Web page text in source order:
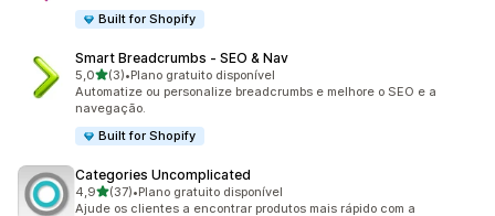
Built for Shopify
Smart Breadcrumbs ‑ SEO & Nav
5,0de 5 estrelas
(3)
3 avaliações ao todo
•Plano gratuito disponível
Automatize ou personalize breadcrumbs e melhore o SEO e a
navegação.
Built for Shopify
Categories Uncomplicated
4,9de 5 estrelas
(37)
37 avaliações ao todo
•Plano gratuito disponível
Ajude os clientes a encontrar produtos mais rápido com a